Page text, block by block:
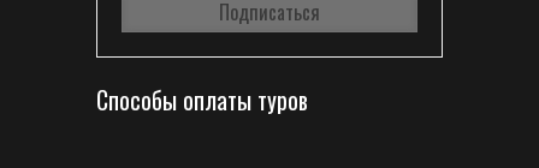
Способы оплаты туров